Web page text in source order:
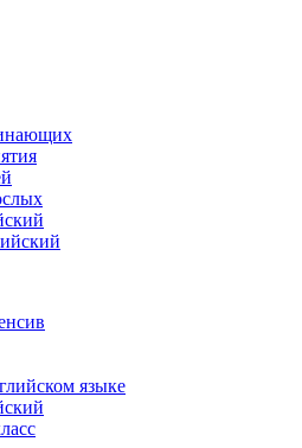
языке